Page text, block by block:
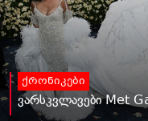
ქრონიკები
ვარსკვლავები Met